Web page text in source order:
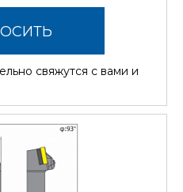
свяжутся с вами и